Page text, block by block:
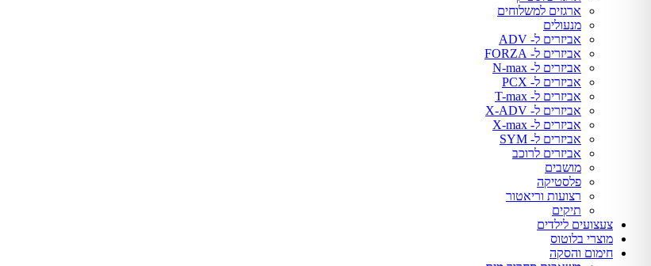
ארגזים למשלוחים
מנעולים
אביזרים ל- ADV
אביזרים ל- FORZA
אביזרים ל- N-max
אביזרים ל- PCX
אביזרים ל- T-max
אביזרים ל- X-ADV
אביזרים ל- X-max
אביזרים ל- SYM
אביזרים לרוכב
מושבים
פלסטיקה
רצועות וריאטור
תיקים
צעצועים לילדים
מוצרי בלוטוס
חימום והסקה